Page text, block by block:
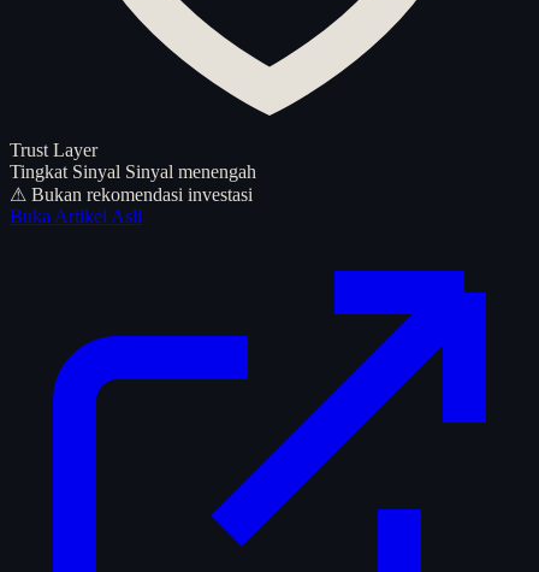
Trust Layer
Tingkat Sinyal Sinyal menengah
⚠ Bukan rekomendasi investasi
Buka Artikel Asli